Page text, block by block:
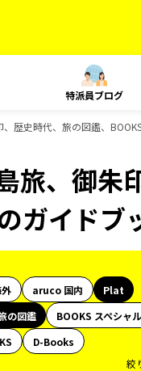
特派員ブログ
歴史時代、旅の図鑑、
旅、御朱
ガイドブ
aruco 国内
Plat
の図鑑
BOOKS スペシャ
D-Books
絞